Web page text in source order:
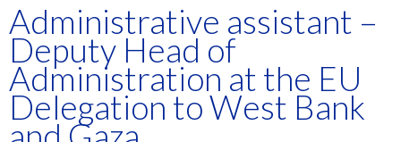
Administrative assistant –
Deputy Head of
Administration at the EU
Delegation to West Bank